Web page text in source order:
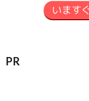
PR